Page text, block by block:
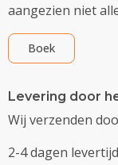
aangezien niet
Boek
Levering door
Wij verzenden
2-4 dagen